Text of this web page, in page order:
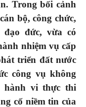
Trong bối cảnh
bộ, công chức,
đạo đức, vừa có
nhiệm vụ cấp
triển đất nước
công vụ không
hành vi thực thi
cố niềm tin của